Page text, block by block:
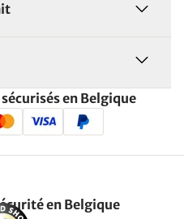
en Belgique
en Belgique